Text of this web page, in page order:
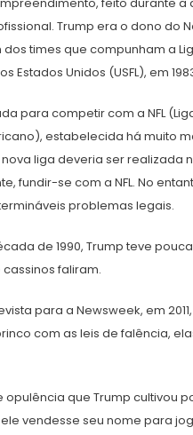
Trump era o dono do
dos times que compunham a
Estados Unidos (USFL), em
para competir com a NFL
estabelecida há muito
nova liga deveria ser realizada
fundir-se com a NFL. No
problemas legais.
de 1990, Trump teve
faliram.
para a Newsweek, em
com as leis de falência,
opulência que Trump cultivou
vendesse seu nome para